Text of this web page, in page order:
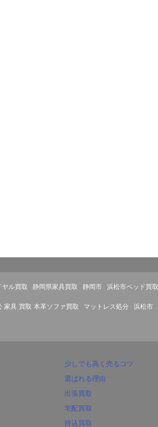
ヤル買取 静岡県家具買取 静岡市 浜松市ベッド買取
家具 買取 本革ソファ買取 マットレス処分 浜松市
少しでも高く売るコツ
選ばれる理由
出張買取
宅配買取
持込買取